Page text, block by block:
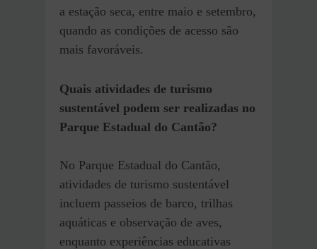
a estação seca, entre maio e setembro,
quando as condições de acesso são
mais favoráveis.
Quais atividades de turismo
sustentável podem ser realizadas no
Parque Estadual do Cantão?
No Parque Estadual do Cantão,
atividades de turismo sustentável
incluem passeios de barco, trilhas
aquáticas e observação de aves,
enquanto experiências educativas